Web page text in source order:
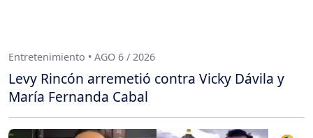
Entretenimiento • AGO 6 / 2026
Levy Rincón arremetió contra Vicky Dávila y
María Fernanda Cabal